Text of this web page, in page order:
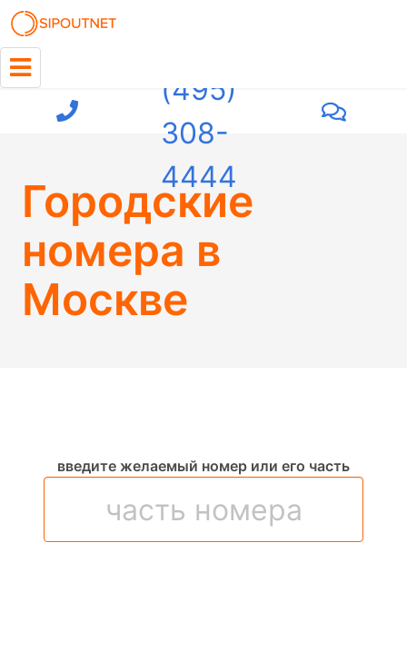
(495)
308-
4444
Городские
номера в
Москве
введите желаемый номер или его часть